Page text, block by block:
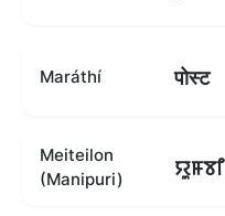
Maráthí पोस्ट
Meiteilon
(Manipuri)
ꯌꯨꯝꯕꯤ